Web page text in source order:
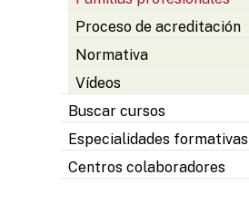
Proceso de acreditación
Normativa
Vídeos
Buscar cursos
Especialidades formativas
Centros colaboradores